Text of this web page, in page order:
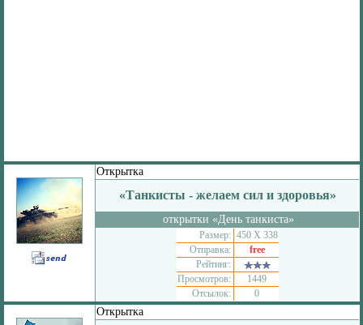
Открытка
«Танкисты - желаем сил и здоровья»
открытки «День танкиста»
Размер: 450 Х 338
Отправка:
free
Рейтинг:
Просмотров:
1449
Отсылок:
0
Открытка